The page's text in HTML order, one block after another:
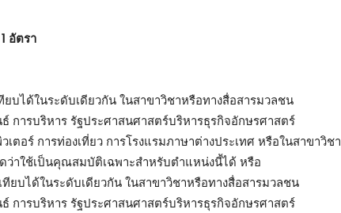
อัตรา
ได้ในระดับเดียวกัน ในสาขาวิชาหรือทางสื่อสารมวลชน
การบริหาร รัฐประศาสนศาสตร์บริหารธุรกิจอักษรศาสตร์
ตอร์ การท่องเที่ยว การโรงแรมภาษาต่างประเทศ หรือในสาขาวิชา
ว่าใช้เป็นคุณสมบัติเฉพาะสำหรับตำแหน่งนี้ได้ หรือ
บได้ในระดับเดียวกัน ในสาขาวิชาหรือทางสื่อสารมวลชน
การบริหาร รัฐประศาสนศาสตร์บริหารธุรกิจอักษรศาสตร์